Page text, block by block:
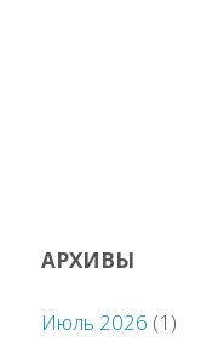
АРХИВЫ
Июль 2026 (1)